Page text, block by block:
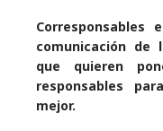
comunicación de
que quieren
responsables
mejor.